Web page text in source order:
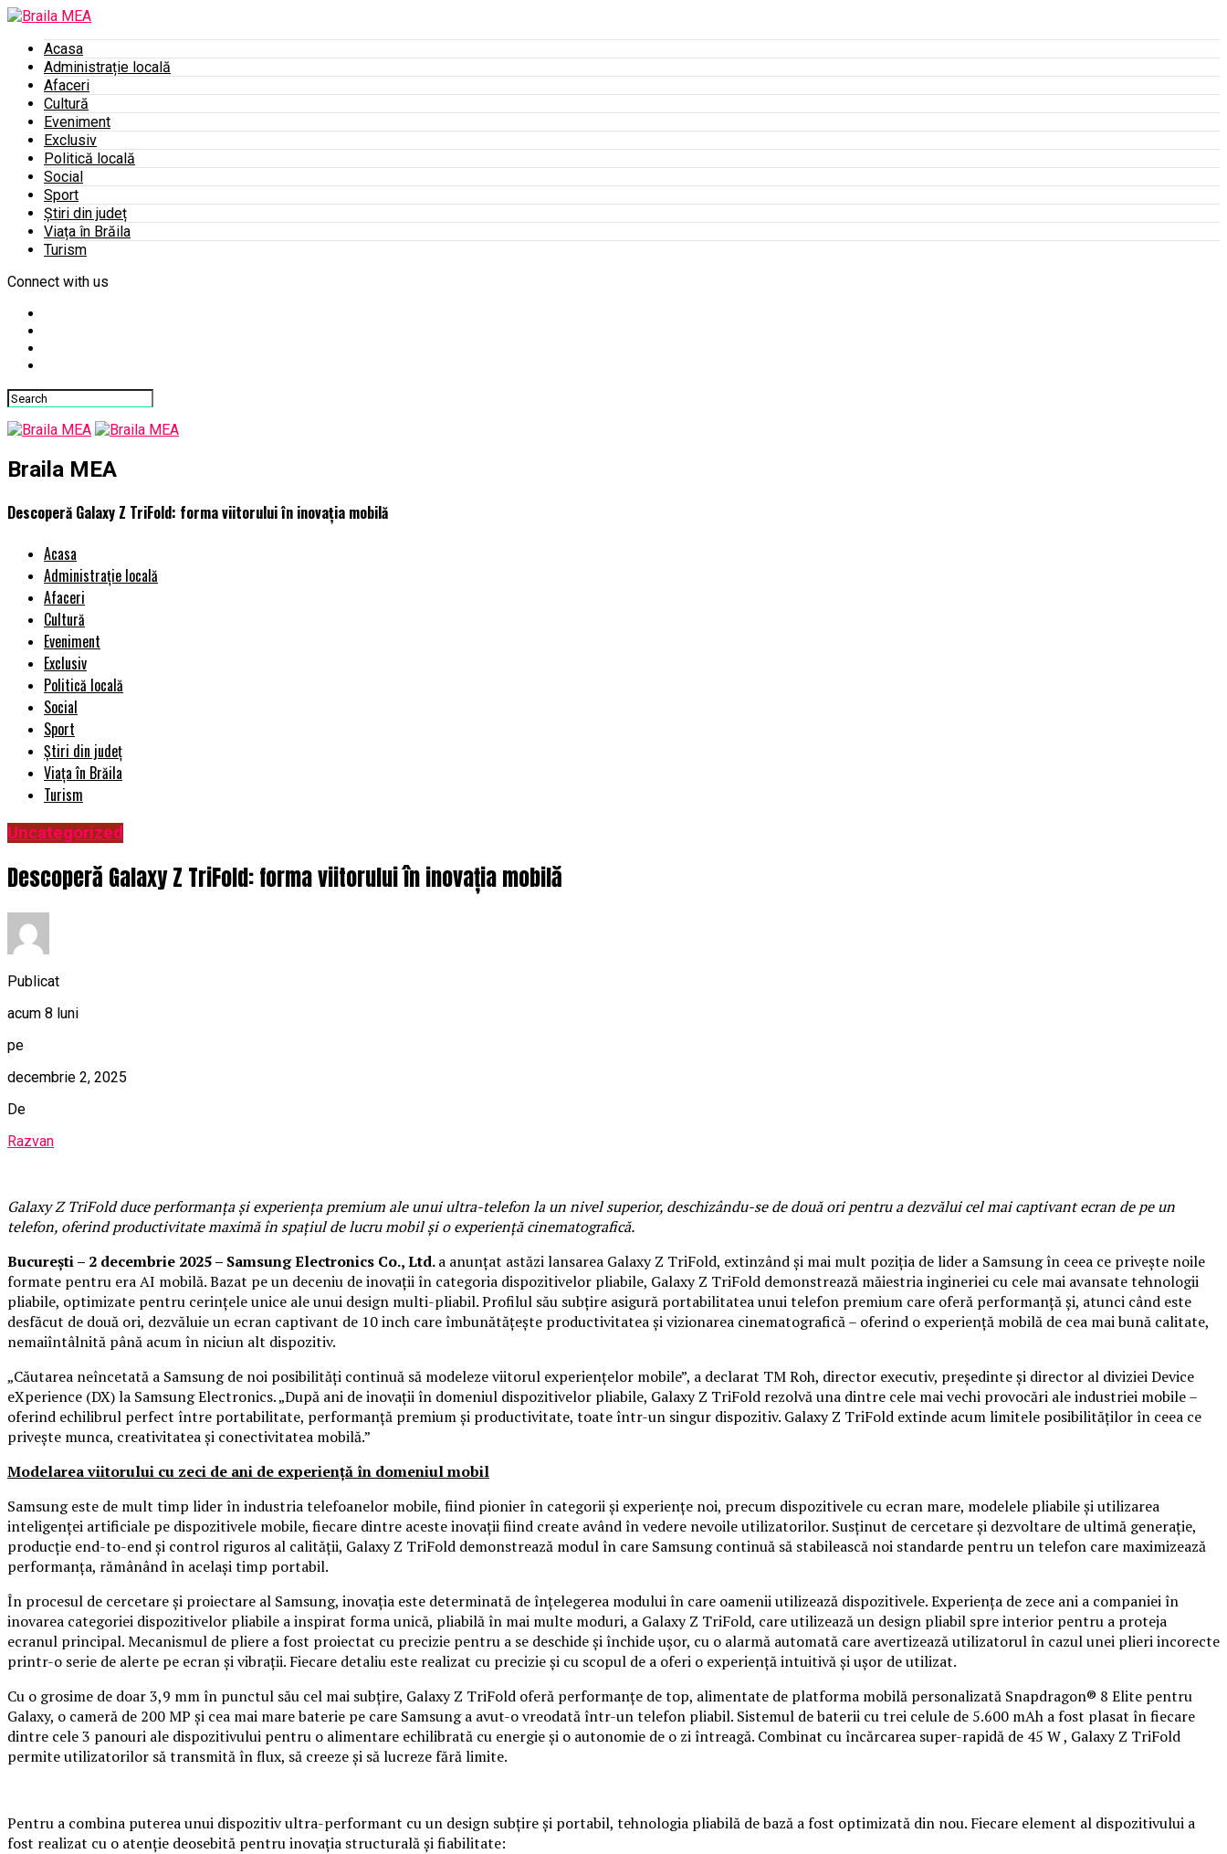
Acasa
Administrație locală
Afaceri
Cultură
Eveniment
Exclusiv
Politică locală
Social
Sport
Știri din județ
Viața în Brăila
Turism
Connect with us
Braila MEA
Descoperă Galaxy Z TriFold: forma viitorului în inovația mobilă
Acasa
Administrație locală
Afaceri
Cultură
Eveniment
Exclusiv
Politică locală
Social
Sport
Știri din județ
Viața în Brăila
Turism
Uncategorized
Descoperă Galaxy Z TriFold: forma viitorului în inovația mobilă
Publicat
acum 8 luni
pe
decembrie 2, 2025
De
Razvan
Galaxy Z TriFold duce performanța și experiența premium ale unui ultra-telefon la un nivel superior, deschizându-se de două ori pentru a dezvălui cel mai captivant ecran de pe un
telefon, oferind productivitate maximă în spațiul de lucru mobil și o experiență cinematografică.
București – 2 decembrie 2025 – Samsung Electronics Co., Ltd.a anunțat astăzi lansarea Galaxy Z TriFold, extinzând și mai mult poziția de lider a Samsung în ceea ce privește noile
formate pentru era AI mobilă. Bazat pe un deceniu de inovații în categoria dispozitivelor pliabile, Galaxy Z TriFold demonstrează măiestria ingineriei cu cele mai avansate tehnologii
pliabile, optimizate pentru cerințele unice ale unui design multi-pliabil. Profilul său subțire asigură portabilitatea unui telefon premium care oferă performanță și, atunci când este
desfăcut de două ori, dezvăluie un ecran captivant de 10 inch care îmbunătățește productivitatea și vizionarea cinematografică – oferind o experiență mobilă de cea mai bună calitate,
nemaiîntâlnită până acum în niciun alt dispozitiv.
„Căutarea neîncetată a Samsung de noi posibilități continuă să modeleze viitorul experiențelor mobile”, a declarat TM Roh, director executiv, președinte și director al diviziei Device
eXperience (DX) la Samsung Electronics. „După ani de inovații în domeniul dispozitivelor pliabile, Galaxy Z TriFold rezolvă una dintre cele mai vechi provocări ale industriei mobile –
oferind echilibrul perfect între portabilitate, performanță premium și productivitate, toate într-un singur dispozitiv. Galaxy Z TriFold extinde acum limitele posibilităților în ceea ce
privește munca, creativitatea și conectivitatea mobilă.”
Modelarea viitorului cu zeci de ani de experiență în domeniul mobil
Samsung este de mult timp lider în industria telefoanelor mobile, fiind pionier în categorii și experiențe noi, precum dispozitivele cu ecran mare, modelele pliabile și utilizarea
inteligenței artificiale pe dispozitivele mobile, fiecare dintre aceste inovații fiind create având în vedere nevoile utilizatorilor. Susținut de cercetare și dezvoltare de ultimă generație,
producție end-to-end și control riguros al calității, Galaxy Z TriFold demonstrează modul în care Samsung continuă să stabilească noi standarde pentru un telefon care maximizează
performanța, rămânând în același timp portabil.
În procesul de cercetare și proiectare al Samsung, inovația este determinată de înțelegerea modului în care oamenii utilizează dispozitivele. Experiența de zece ani a companiei în
inovarea categoriei dispozitivelor pliabile a inspirat forma unică, pliabilă în mai multe moduri, a Galaxy Z TriFold, care utilizează un design pliabil spre interior pentru a proteja
ecranul principal. Mecanismul de pliere a fost proiectat cu precizie pentru a se deschide și închide ușor, cu o alarmă automată care avertizează utilizatorul în cazul unei plieri incorecte
printr-o serie de alerte pe ecran și vibrații. Fiecare detaliu este realizat cu precizie și cu scopul de a oferi o experiență intuitivă și ușor de utilizat.
Cu o grosime de doar 3,9 mm în punctul său cel mai subțire, Galaxy Z TriFold oferă performanțe de top, alimentate de platforma mobilă personalizată Snapdragon® 8 Elite pentru
Galaxy, o cameră de 200 MP și cea mai mare baterie pe care Samsung a avut-o vreodată într-un telefon pliabil. Sistemul de baterii cu trei celule de 5.600 mAh a fost plasat în fiecare
dintre cele 3 panouri ale dispozitivului pentru o alimentare echilibrată cu energie și o autonomie de o zi întreagă. Combinat cu încărcarea super-rapidă de 45 W , Galaxy Z TriFold
permite utilizatorilor să transmită în flux, să creeze și să lucreze fără limite.
Pentru a combina puterea unui dispozitiv ultra-performant cu un design subțire și portabil, tehnologia pliabilă de bază a fost optimizată din nou. Fiecare element al dispozitivului a
fost realizat cu o atenție deosebită pentru inovația structurală și fiabilitate: